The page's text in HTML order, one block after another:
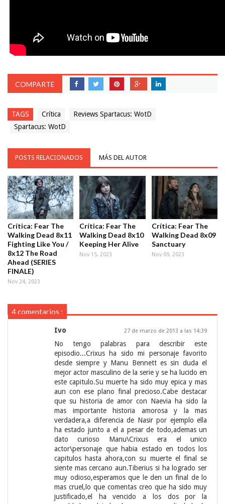
COMPARTE
TAGS Crítica
Reviews Spartacus: WotD
Spartacus: WotD
POSTS RELACIONADOS MÁS DEL AUTOR
Crítica: Fear The
Walking Dead 8x11
Fighting Like You /
8x12 The Road
Ahead (SERIES
FINALE)
Nov 24, 2023
Crítica: Fear The
Walking Dead 8x10
Keeping Her Alive
Nov 15, 2023
Crítica: Fear The
Walking Dead 8x09
Sanctuary
Nov 09, 2023
4 comentarios :
Ivo 27 de marzo de 2013 a las 14:39
No tengo palabras para describir este
episodio...Crixus ha sido mi personaje favorito
desde siempre y Manu Bennett es sin duda el
mejor actor masculino de la serie y se ha lucido en
este capitulo.Su muerte ha sido muy epica y mas
aun con ese plano final precioso.Cabe destacar
que su historia de amor con Naevia ha sido la
mas importante historia amorosa y la mas
verdadera,a diferencia de Nasir por ejemplo ella
ha estado junto a el a pesar de todo,ademas un
dato curioso Manu\Crixus era el unico
actor\personaje que habia estado en todos los
capitulos hasta ahora,con su muerte el final se
siente mas cercano aun.Tiberius si ha logrado ser
muy odioso,esperamos que le den un final de lo
mas cruel,lo que comentas creo que ha sido muy
justificado,el ha vencido a los dos por la